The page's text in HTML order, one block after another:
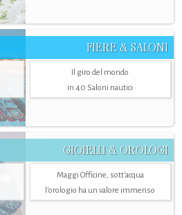
FIERE & SALONI
Il giro del mondo
in 40 Saloni nautici
GIOIELLI & OROLOGI
Maggi Officine, sott’acqua
l'orologio ha un valore immenso